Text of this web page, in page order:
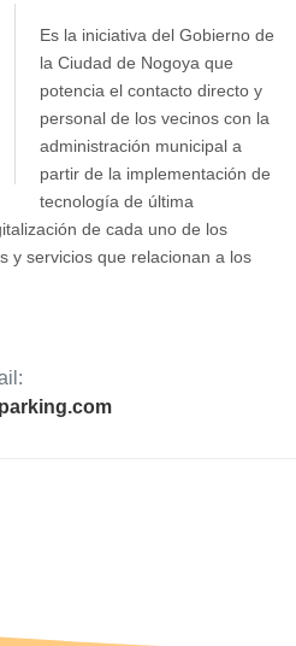
Es la iniciativa del Gobierno de
la Ciudad de Nogoya que
potencia el contacto directo y
personal de los vecinos con la
administración municipal a
partir de la implementación de
tecnología de última
de cada uno de los
y servicios que relacionan a los